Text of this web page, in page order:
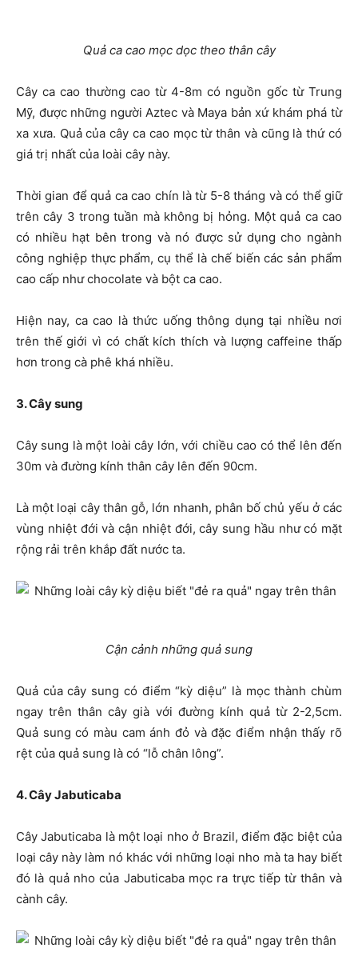
Quả ca cao mọc dọc theo thân cây
Cây ca cao thường cao từ 4-8m có nguồn gốc từ Trung
Mỹ, được những người Aztec và Maya bản xứ khám phá từ
xa xưa. Quả của cây ca cao mọc từ thân và cũng là thứ có
giá trị nhất của loài cây này.
Thời gian để quả ca cao chín là từ 5-8 tháng và có thể giữ
trên cây 3 trong tuần mà không bị hỏng. Một quả ca cao
có nhiều hạt bên trong và nó được sử dụng cho ngành
công nghiệp thực phẩm, cụ thể là chế biến các sản phẩm
cao cấp như chocolate và bột ca cao.
Hiện nay, ca cao là thức uống thông dụng tại nhiều nơi
trên thế giới vì có chất kích thích và lượng caffeine thấp
hơn trong cà phê khá nhiều.
3. Cây sung
Cây sung là một loài cây lớn, với chiều cao có thể lên đến
30m và đường kính thân cây lên đến 90cm.
Là một loại cây thân gỗ, lớn nhanh, phân bố chủ yếu ở các
vùng nhiệt đới và cận nhiệt đới, cây sung hầu như có mặt
rộng rải trên khắp đất nước ta.
Cận cảnh những quả sung
Quả của cây sung có điểm “kỳ diệu” là mọc thành chùm
ngay trên thân cây già với đường kính quả từ 2-2,5cm.
Quả sung có màu cam ánh đỏ và đặc điểm nhận thấy rõ
rệt của quả sung là có “lỗ chân lông”.
4. Cây Jabuticaba
Cây Jabuticaba là một loại nho ở Brazil, điểm đặc biệt của
loại cây này làm nó khác với những loại nho mà ta hay biết
đó là quả nho của Jabuticaba mọc ra trực tiếp từ thân và
cành cây.